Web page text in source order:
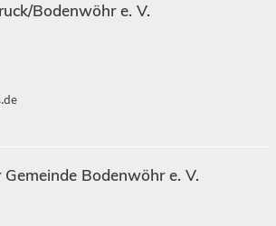
Bodenwöhr e. V.
Bodenwöhr e. V.